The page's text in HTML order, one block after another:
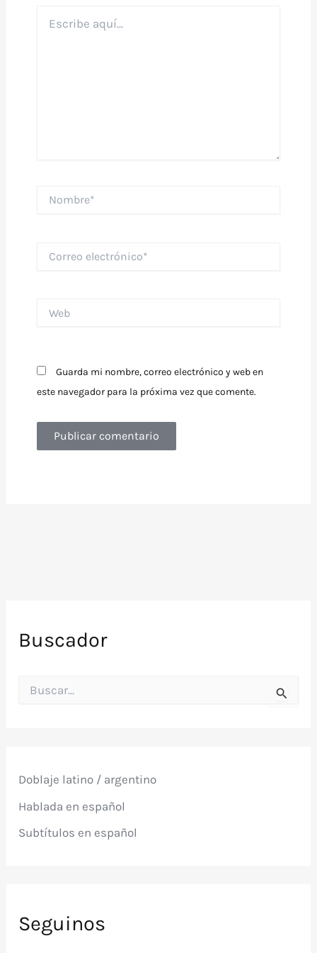
aquí...
electrónico*
Guarda mi nombre, correo electrónico y web en
este navegador para la próxima vez que comente.
Buscador
o
:
Doblaje latino / argentino
Hablada en español
Subtítulos en español
Seguinos